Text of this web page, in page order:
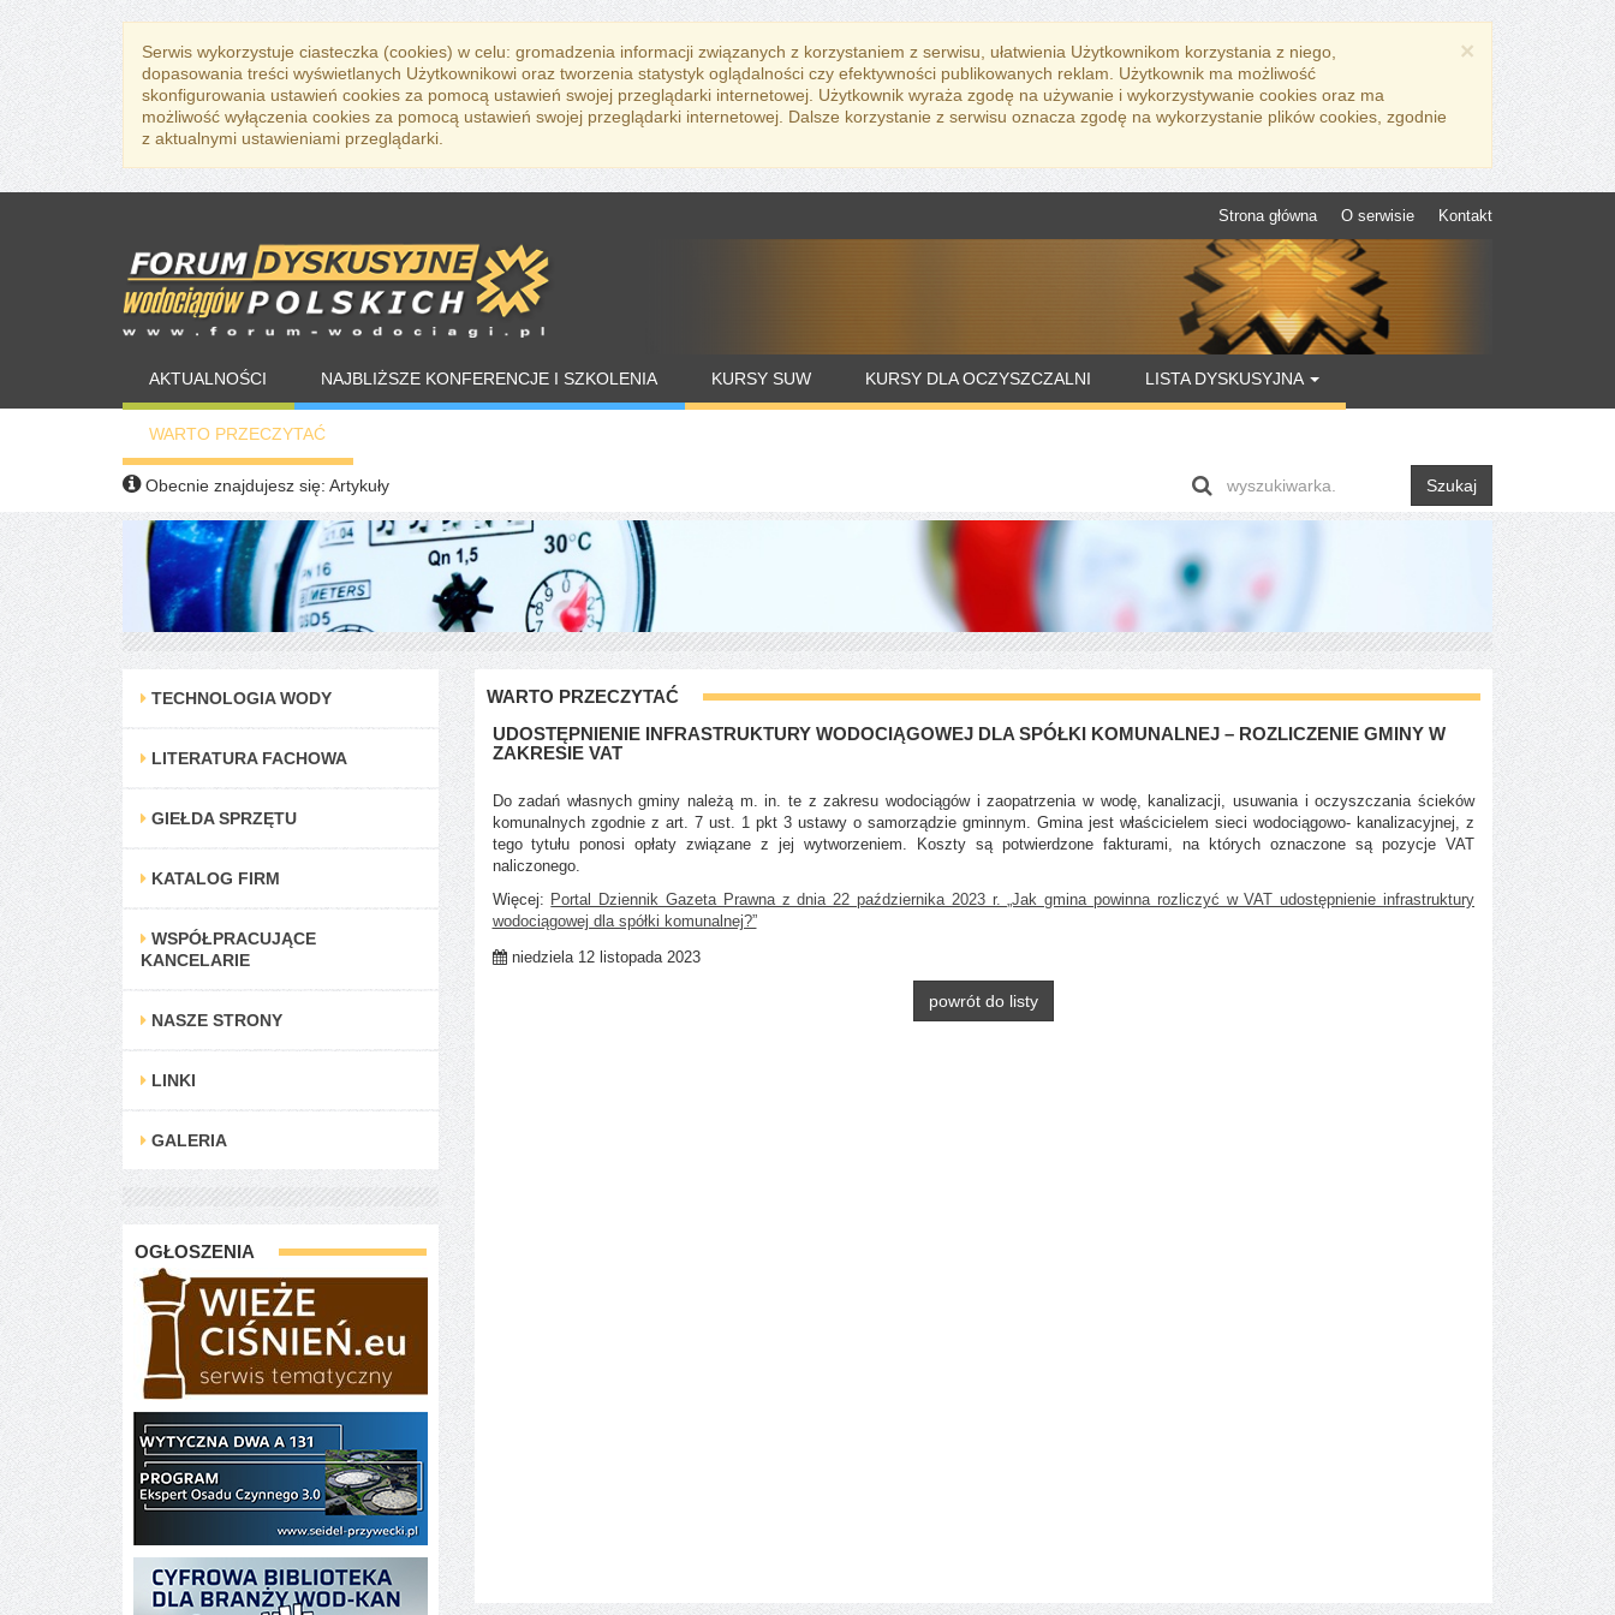
×
Serwis wykorzystuje ciasteczka (cookies) w celu: gromadzenia informacji związanych z korzystaniem z serwisu, ułatwienia Użytkownikom korzystania z niego,
dopasowania treści wyświetlanych Użytkownikowi oraz tworzenia statystyk oglądalności czy efektywności publikowanych reklam. Użytkownik ma możliwość
skonfigurowania ustawień cookies za pomocą ustawień swojej przeglądarki internetowej. Użytkownik wyraża zgodę na używanie i wykorzystywanie cookies oraz ma
możliwość wyłączenia cookies za pomocą ustawień swojej przeglądarki internetowej. Dalsze korzystanie z serwisu oznacza zgodę na wykorzystanie plików cookies, zgodnie
z aktualnymi ustawieniami przeglądarki.
Strona główna O serwisie Kontakt
AKTUALNOŚCI NAJBLIŻSZE KONFERENCJE I SZKOLENIA KURSY SUW KURSY DLA OCZYSZCZALNI LISTA DYSKUSYJNA
WARTO PRZECZYTAĆ
Obecnie znajdujesz się: Artykuły Szukaj
TECHNOLOGIA WODY
LITERATURA FACHOWA
GIEŁDA SPRZĘTU
KATALOG FIRM
WSPÓŁPRACUJĄCE
KANCELARIE
NASZE STRONY
LINKI
GALERIA
OGŁOSZENIA
WARTO PRZECZYTAĆ
UDOSTĘPNIENIE INFRASTRUKTURY WODOCIĄGOWEJ DLA SPÓŁKI KOMUNALNEJ – ROZLICZENIE GMINY W
ZAKRESIE VAT
Do zadań własnych gminy należą m. in. te z zakresu wodociągów i zaopatrzenia w wodę, kanalizacji, usuwania i oczyszczania ścieków
komunalnych zgodnie z art. 7 ust. 1 pkt 3 ustawy o samorządzie gminnym. Gmina jest właścicielem sieci wodociągowo- kanalizacyjnej, z
tego tytułu ponosi opłaty związane z jej wytworzeniem. Koszty są potwierdzone fakturami, na których oznaczone są pozycje VAT
naliczonego.
Więcej: Portal Dziennik Gazeta Prawna z dnia 22 października 2023 r. „Jak gmina powinna rozliczyć w VAT udostępnienie infrastruktury
wodociągowej dla spółki komunalnej?”
niedziela 12 listopada 2023
powrót do listy